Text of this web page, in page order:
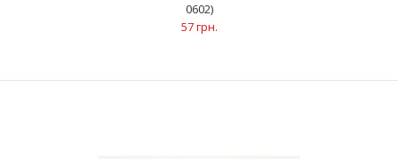
Фитинг быстроразьемный для шлангов 6 мм (Sumake PC 0602)
0602)
57 грн.